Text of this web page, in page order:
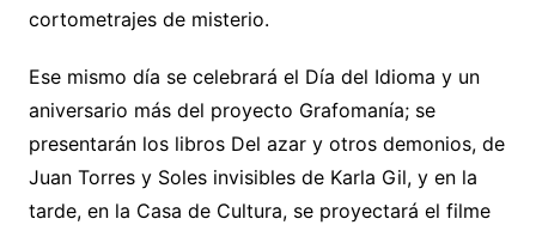
cortometrajes de misterio.
Ese mismo día se celebrará el Día del Idioma y un
aniversario más del proyecto Grafomanía; se
presentarán los libros Del azar y otros demonios, de
Juan Torres y Soles invisibles de Karla Gil, y en la
tarde, en la Casa de Cultura, se proyectará el filme